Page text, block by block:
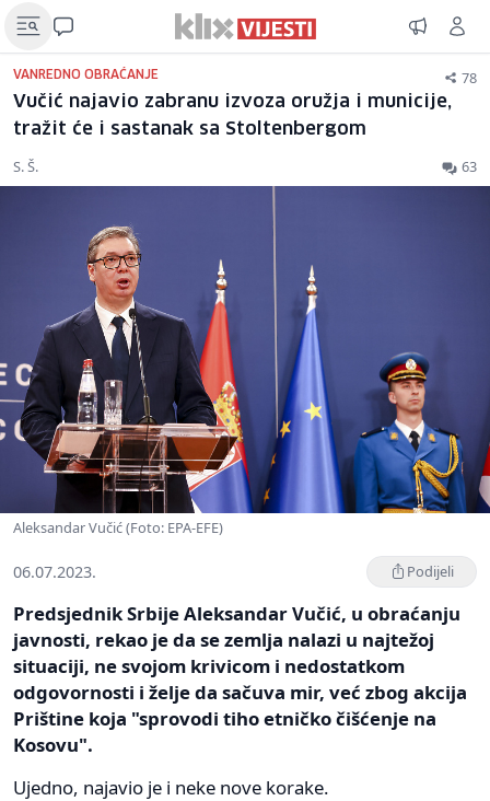
VANREDNO OBRAĆANJE 78
Vučić najavio zabranu izvoza oružja i municije,
tražit će i sastanak sa Stoltenbergom
S. Š. 63
Aleksandar Vučić (Foto: EPA-EFE)
06.07.2023. Podijeli
Predsjednik Srbije Aleksandar Vučić, u obraćanju
javnosti, rekao je da se zemlja nalazi u najtežoj
situaciji, ne svojom krivicom i nedostatkom
odgovornosti i želje da sačuva mir, već zbog akcija
Prištine koja "sprovodi tiho etničko čišćenje na
Kosovu".
Ujedno, najavio je i neke nove korake.